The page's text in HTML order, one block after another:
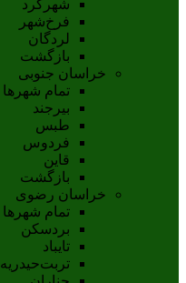
شهرکرد
فرخ‌شهر
لردگان
بازگشت
خراسان جنوبی
تمام شهر‌ها
بيرجند
طبس
فردوس
قاين
بازگشت
خراسان رضوی
تمام شهر‌ها
بردسکن
تایباد
تربت‌حیدریه